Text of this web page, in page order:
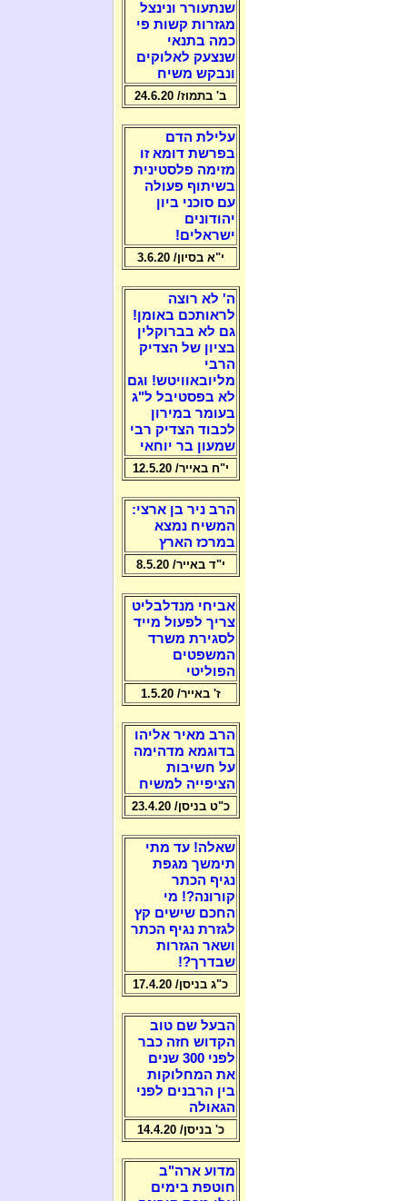
שנתעורר ונינצל
מגזרות קשות פי
כמה בתנאי
שנצעק לאלוקים
ונבקש משיח
ב' בתמוז/ 24.6.20
עלילת הדם
בפרשת דומא זו
מזימה פלסטינית
בשיתוף פעולה
עם סוכני ביון
יהודונים
ישראלים!
י"א בסיון/ 3.6.20
ה' לא רוצה
לראותכם באומן!
גם לא בברוקלין
בציון של הצדיק
הרבי
מליובאוויטש! וגם
לא בפסטיבל ל"ג
בעומר במירון
לכבוד הצדיק רבי
שמעון בר יוחאי
י"ח באייר/ 12.5.20
הרב ניר בן ארצי:
המשיח נמצא
במרכז הארץ
י"ד באייר/ 8.5.20
אביחי מנדלבליט
צריך לפעול מייד
לסגירת משרד
המשפטים
הפוליטי
ז' באייר/ 1.5.20
הרב מאיר אליהו
בדוגמא מדהימה
על חשיבות
הציפייה למשיח
כ"ט בניסן/ 23.4.20
שאלה! עד מתי
תימשך מגפת
נגיף הכתר
קורונה?! מי
החכם שישים קץ
לגזרת נגיף הכתר
ושאר הגזרות
שבדרך?!
כ"ג בניסן/ 17.4.20
הבעל שם טוב
הקדוש חזה כבר
לפני 300 שנים
את המחלוקות
בין הרבנים לפני
הגאולה
כ' בניסן/ 14.4.20
מדוע ארה"ב
חוטפת בימים